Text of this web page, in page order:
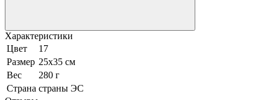
Характеристики
Цвет
17
Размер 25х35 см
Вес
280 г
Страна страны ЭС